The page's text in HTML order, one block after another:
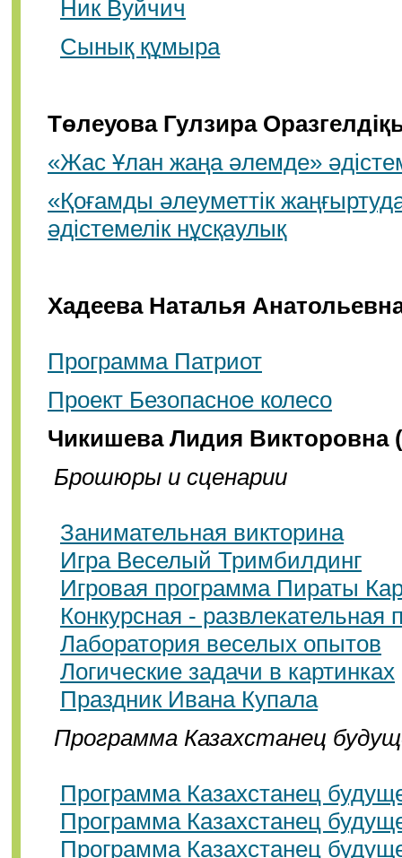
Ник Вуйчич
Сынық құмыра
Төлеуова Гулзира
«Жас Ұлан жаңа әлемде»
«Қоғамды əлеуметтік
әдістемелік нұсқаулық
Хадеева Наталья
Программа Патриот
Проект Безопасное колесо
Чикишева Лидия Викторовна
Брошюры и сценарии
Занимательная викторина
Игра Веселый Тримбилдинг
Игровая программа Пираты
Конкурсная -
Лаборатория веселых опытов
Логические задачи в картинках
Праздник Ивана Купала
Программа Казахстанец
Программа Казахстанец
Программа Казахстанец
Программа Казахстанец